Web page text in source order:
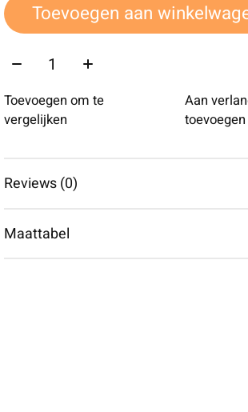
Toevoegen aan
Aantal:
Toevoegen om te
vergelijken
Aan
toevoegen
Reviews (0)
Maattabel